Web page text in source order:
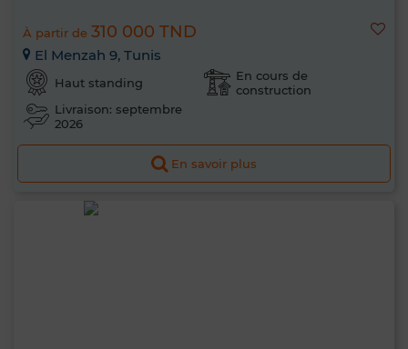
À partir de 310 000 TND
El Menzah 9, Tunis
Haut standing
En cours de
construction
Livraison: septembre
2026
En savoir plus